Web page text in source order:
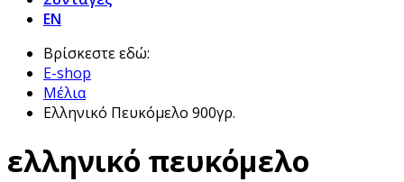
EN
Βρίσκεστε εδώ:
E-shop
Μέλια
Ελληνικό Πευκόμελο 900γρ.
ελληνικό πευκόμελο